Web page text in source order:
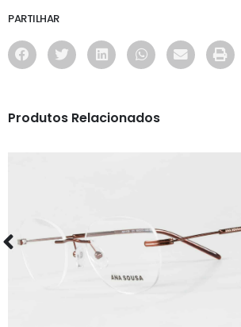
PARTILHAR
Produtos Relacionados
AS1130